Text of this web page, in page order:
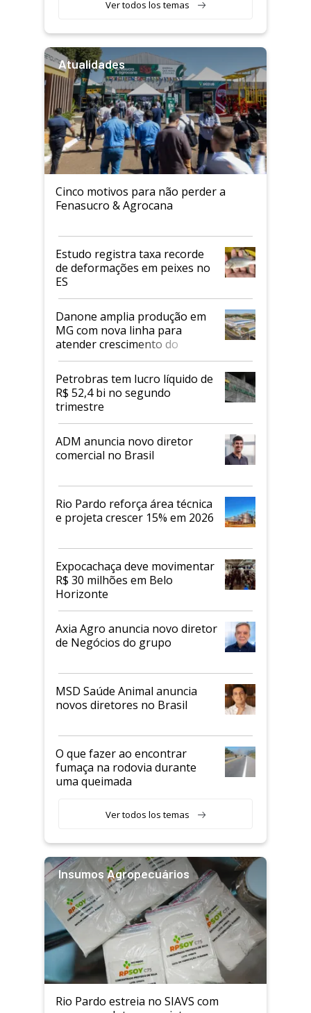
Ver todos los temas
Atualidades
Cinco motivos para não perder a
Fenasucro & Agrocana
Estudo registra taxa recorde
de deformações em peixes no
ES
Danone amplia produção em
MG com nova linha para
atender crescimento do
mercado de alimentos
proteicos
Petrobras tem lucro líquido de
R$ 52,4 bi no segundo
trimestre
ADM anuncia novo diretor
comercial no Brasil
Rio Pardo reforça área técnica
e projeta crescer 15% em 2026
Expocachaça deve movimentar
R$ 30 milhões em Belo
Horizonte
Axia Agro anuncia novo diretor
de Negócios do grupo
MSD Saúde Animal anuncia
novos diretores no Brasil
O que fazer ao encontrar
fumaça na rodovia durante
uma queimada
Ver todos los temas
Insumos Agropecuários
Rio Pardo estreia no SIAVS com